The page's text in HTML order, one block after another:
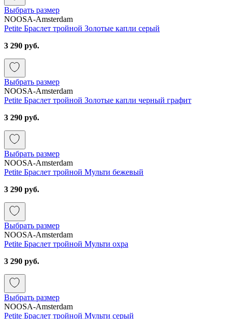
Выбрать размер
NOOSA-Amsterdam
Petite Браслет тройной Золотые капли серый
3 290 руб.
Выбрать размер
NOOSA-Amsterdam
Petite Браслет тройной Золотые капли черный графит
3 290 руб.
Выбрать размер
NOOSA-Amsterdam
Petite Браслет тройной Мульти бежевый
3 290 руб.
Выбрать размер
NOOSA-Amsterdam
Petite Браслет тройной Мульти охра
3 290 руб.
Выбрать размер
NOOSA-Amsterdam
Petite Браслет тройной Мульти серый